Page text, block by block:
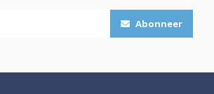
Abonneer